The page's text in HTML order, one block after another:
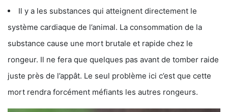
Il y a les substances qui atteignent directement le
système cardiaque de l’animal. La consommation de la
substance cause une mort brutale et rapide chez le
rongeur. Il ne fera que quelques pas avant de tomber raide
juste près de l’appât. Le seul problème ici c’est que cette
mort rendra forcément méfiants les autres rongeurs.